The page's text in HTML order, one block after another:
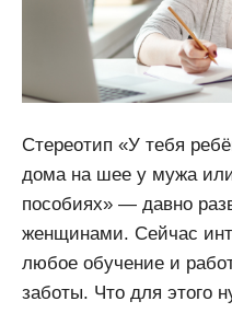
Стереотип «У тебя
дома на шее у мужа
пособиях» — давно
женщинами. Сейчас
любое обучение и
заботы. Что для этого